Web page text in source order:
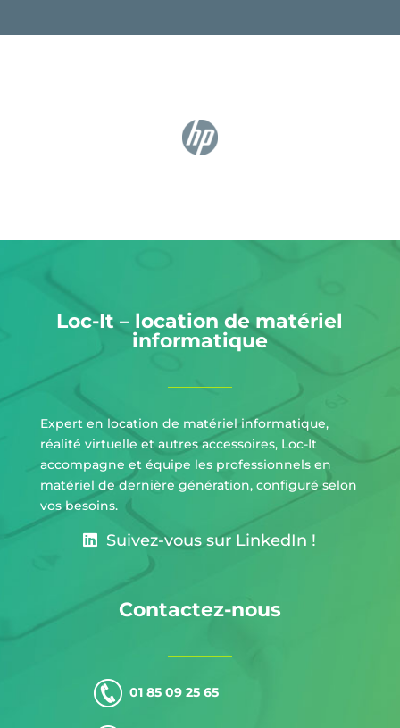
Loc-It – location de matériel
informatique
Expert en location de matériel informatique,
réalité virtuelle et autres accessoires, Loc-It
accompagne et équipe les professionnels en
matériel de dernière génération, configuré selon
vos besoins.
Suivez-vous sur LinkedIn !
Contactez-nous
01 85 09 25 65